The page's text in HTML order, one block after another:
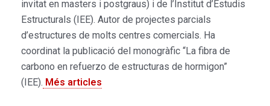
invitat en masters i postgraus) i de l’Institut d’Estudis
Estructurals (IEE). Autor de projectes parcials
d’estructures de molts centres comercials. Ha
coordinat la publicació del monogràfic “La fibra de
carbono en refuerzo de estructuras de hormigon”
(IEE). Més articles